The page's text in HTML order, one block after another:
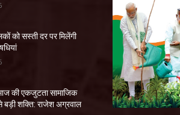
को सस्ती दर पर मिलेंगी
की एकजुटता सामाजिक
बड़ी शक्ति: राजेश अग्रवाल